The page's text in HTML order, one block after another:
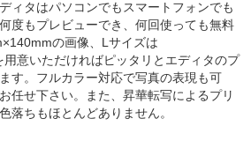
ィタはパソコンでもスマートフォンでも
度もプレビューでき、何回使っても無料
の画像、Lサイズは
意いただければピッタリとエディタのプ
す。フルカラー対応で写真の表現も可
任せ下さい。また、昇華転写によるプリ
落ちもほとんどありません。